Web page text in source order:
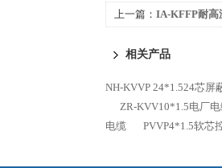
上一篇： IA-KFFP耐高
相关产品
NH-KVVP 24*1.524芯屏
ZR-KVV10*1.5电厂
电缆
PVVP4*1.5软芯